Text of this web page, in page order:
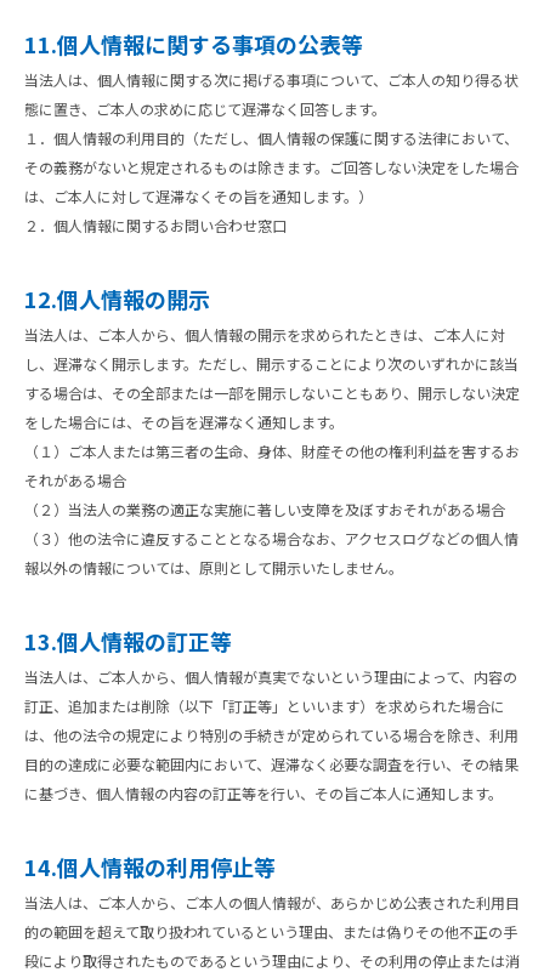
11.個人情報に関する事項の公表等
当法人は、個人情報に関する次に掲げる事項について、ご本人の知り得る状
態に置き、ご本人の求めに応じて遅滞なく回答します。
１．個人情報の利用目的（ただし、個人情報の保護に関する法律において、
その義務がないと規定されるものは除きます。ご回答しない決定をした場合
は、ご本人に対して遅滞なくその旨を通知します。）
２．個人情報に関するお問い合わせ窓口
12.個人情報の開示
当法人は、ご本人から、個人情報の開示を求められたときは、ご本人に対
し、遅滞なく開示します。ただし、開示することにより次のいずれかに該当
する場合は、その全部または一部を開示しないこともあり、開示しない決定
をした場合には、その旨を遅滞なく通知します。
（１）ご本人または第三者の生命、身体、財産その他の権利利益を害するお
それがある場合
（２）当法人の業務の適正な実施に著しい支障を及ぼすおそれがある場合
（３）他の法令に違反することとなる場合なお、アクセスログなどの個人情
報以外の情報については、原則として開示いたしません。
13.個人情報の訂正等
当法人は、ご本人から、個人情報が真実でないという理由によって、内容の
訂正、追加または削除（以下「訂正等」といいます）を求められた場合に
は、他の法令の規定により特別の手続きが定められている場合を除き、利用
目的の達成に必要な範囲内において、遅滞なく必要な調査を行い、その結果
に基づき、個人情報の内容の訂正等を行い、その旨ご本人に通知します。
14.個人情報の利用停止等
当法人は、ご本人から、ご本人の個人情報が、あらかじめ公表された利用目
的の範囲を超えて取り扱われているという理由、または偽りその他不正の手
段により取得されたものであるという理由により、その利用の停止または消